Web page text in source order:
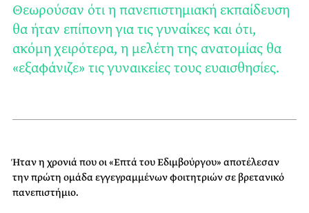
Θεωρούσαν ότι η πανεπιστημιακή εκπαίδευση
θα ήταν επίπονη για τις γυναίκες και ότι,
ακόμη χειρότερα, η μελέτη της ανατομίας θα
«εξαφάνιζε» τις γυναικείες τους ευαισθησίες.
Ήταν η χρονιά που οι «Επτά του Εδιμβούργου» αποτέλεσαν
την πρώτη ομάδα εγγεγραμμένων φοιτητριών σε βρετανικό
πανεπιστήμιο.